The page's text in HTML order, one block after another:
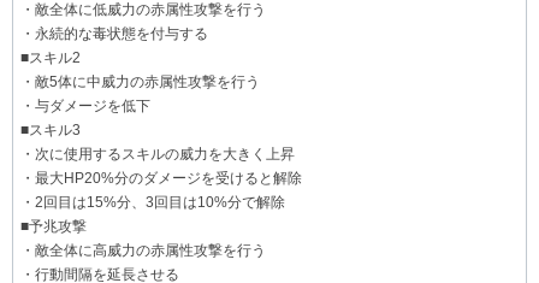
・敵全体に低威力の赤属性攻撃を行う
・永続的な毒状態を付与する
■スキル2
・敵5体に中威力の赤属性攻撃を行う
・与ダメージを低下
■スキル3
・次に使用するスキルの威力を大きく上昇
・最大HP20%分のダメージを受けると解除
・2回目は15%分、3回目は10%分で解除
■予兆攻撃
・敵全体に高威力の赤属性攻撃を行う
・行動間隔を延長させる